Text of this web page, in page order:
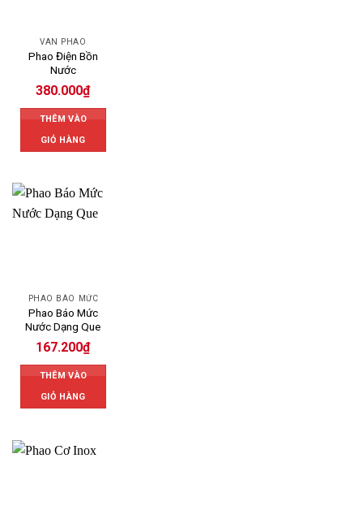
VAN PHAO
Phao Điện Bồn
Nước
380.000₫
THÊM VÀO
GIỎ HÀNG
PHAO BÁO MỨC
Phao Báo Mức
Nước Dạng Que
167.200₫
THÊM VÀO
GIỎ HÀNG